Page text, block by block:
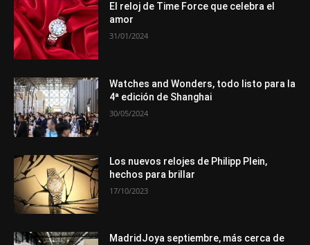
El reloj de Time Force que celebra el
amor
31/01/2024
Watches and Wonders, todo listo para la
4ª edición de Shanghai
30/05/2024
Los nuevos relojes de Philipp Plein,
hechos para brillar
17/10/2023
MadridJoya septiembre, más cerca de